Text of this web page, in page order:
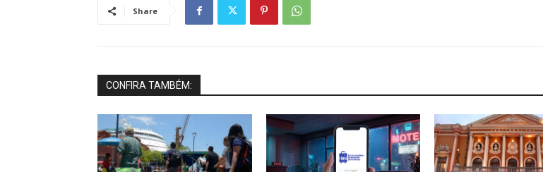
Share
CONFIRA TAMBÉM: